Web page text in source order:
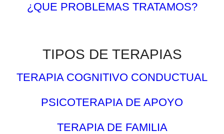
¿QUE PROBLEMAS TRATAMOS?
TIPOS DE TERAPIAS
TERAPIA COGNITIVO CONDUCTUAL
PSICOTERAPIA DE APOYO
TERAPIA DE FAMILIA